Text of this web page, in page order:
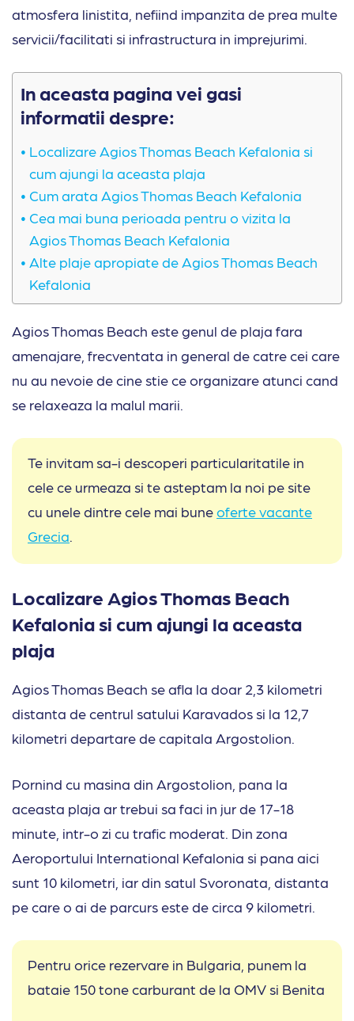
atmosfera linistita, nefiind impanzita de prea multe
servicii/facilitati si infrastructura in imprejurimi.
In aceasta pagina vei gasi
informatii despre:
Localizare Agios Thomas Beach Kefalonia si
cum ajungi la aceasta plaja
Cum arata Agios Thomas Beach Kefalonia
Cea mai buna perioada pentru o vizita la
Agios Thomas Beach Kefalonia
Alte plaje apropiate de Agios Thomas Beach
Kefalonia
Agios Thomas Beach este genul de plaja fara
amenajare, frecventata in general de catre cei care
nu au nevoie de cine stie ce organizare atunci cand
se relaxeaza la malul marii.
Te invitam sa-i descoperi particularitatile in
cele ce urmeaza si te asteptam la noi pe site
cu unele dintre cele mai buneoferte vacante
Grecia
Localizare Agios Thomas Beach
Kefalonia si cum ajungi la aceasta
plaja
Agios Thomas Beach se afla la doar 2,3 kilometri
distanta de centrul satului Karavados si la 12,7
kilometri departare de capitala Argostolion.
Pornind cu masina din Argostolion, pana la
aceasta plaja ar trebui sa faci in jur de 17-18
minute, intr-o zi cu trafic moderat. Din zona
Aeroportului International Kefalonia si pana aici
sunt 10 kilometri, iar din satul Svoronata, distanta
pe care o ai de parcurs este de circa 9 kilometri.
Pentru orice rezervare in Bulgaria, punem la
bataie 150 tone carburant de la OMV si Benita